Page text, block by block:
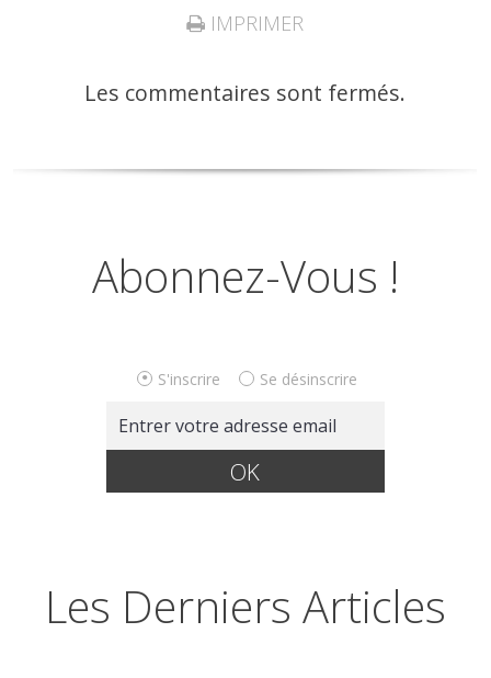
IMPRIMER
Les commentaires sont fermés.
Abonnez-Vous !
S'inscrire Se désinscrire
Les Derniers Articles